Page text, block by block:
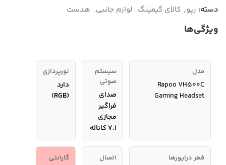
دسته: رپو, کالای گیمینگ, لوازم جانبی, هدست
ویژگی‌ها
مدل
Rapoo VH500C
Gaming Headset
سیستم
صوتی
صدای
فراگیر
مجازی
۷.۱ کاناله
نورپردازی
دارد
(RGB)
قطر درایورها اتصال گارانتی